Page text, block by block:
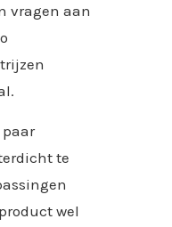
vragen aan
te
wel